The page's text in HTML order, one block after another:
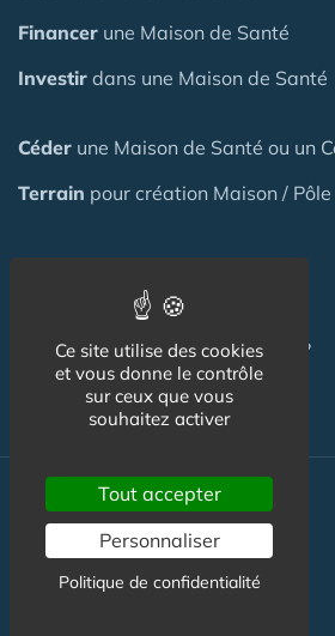
Financer une Maison de Santé
Investir dans une Maison de Santé
Céder une Maison de Santé ou un
Terrain pour création Maison /
C'est quoi une Maison de Santé ?
Actualité
Ce site utilise des cookies
et vous donne le contrôle
sur ceux que vous
souhaitez activer
Tout accepter
Personnaliser
Politique de confidentialité